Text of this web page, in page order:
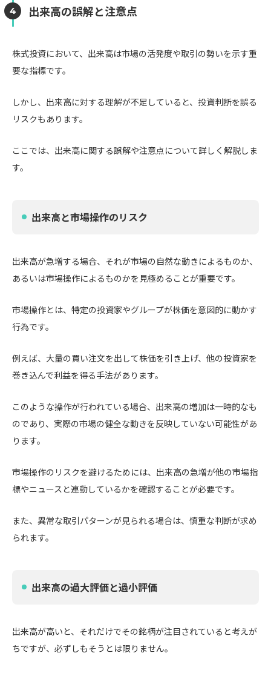
出来高の誤解と注意点
株式投資において、出来高は市場の活発度や取引の勢いを示す重
要な指標です。
しかし、出来高に対する理解が不足していると、投資判断を誤る
リスクもあります。
ここでは、出来高に関する誤解や注意点について詳しく解説しま
す。
出来高と市場操作のリスク
出来高が急増する場合、それが市場の自然な動きによるものか、
あるいは市場操作によるものかを見極めることが重要です。
市場操作とは、特定の投資家やグループが株価を意図的に動かす
行為です。
例えば、大量の買い注文を出して株価を引き上げ、他の投資家を
巻き込んで利益を得る手法があります。
このような操作が行われている場合、出来高の増加は一時的なも
のであり、実際の市場の健全な動きを反映していない可能性があ
ります。
市場操作のリスクを避けるためには、出来高の急増が他の市場指
標やニュースと連動しているかを確認することが必要です。
また、異常な取引パターンが見られる場合は、慎重な判断が求め
られます。
出来高の過大評価と過小評価
出来高が高いと、それだけでその銘柄が注目されていると考えが
ちですが、必ずしもそうとは限りません。